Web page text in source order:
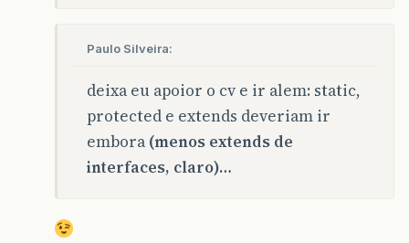
Paulo Silveira:
deixa eu apoior o cv e ir alem: static,
protected e extends deveriam ir
embora (menos extends de
interfaces, claro)…